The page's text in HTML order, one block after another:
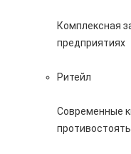
Комплексная
предприятиях
Ритейл
Современные